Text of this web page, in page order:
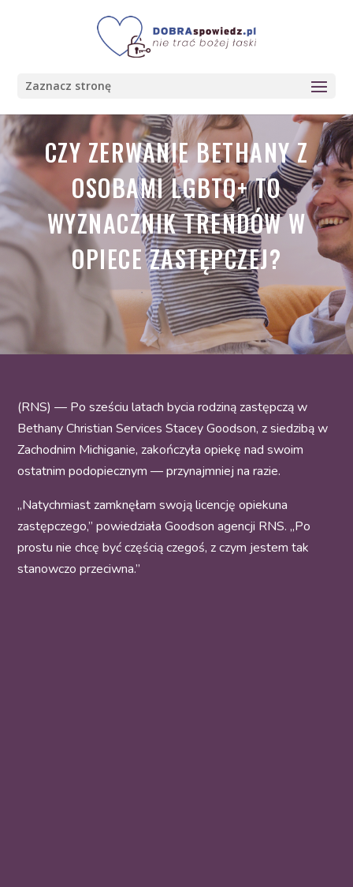
Zaznacz stronę
CZY ZERWANIE BETHANY Z
OSOBAMI LGBTQ+ TO
WYZNACZNIK TRENDÓW W
OPIECE ZASTĘPCZEJ?
(RNS) — Po sześciu latach bycia rodziną zastępczą w
Bethany Christian Services Stacey Goodson, z siedzibą w
Zachodnim Michiganie, zakończyła opiekę nad swoim
ostatnim podopiecznym — przynajmniej na razie.
„Natychmiast zamknęłam swoją licencję opiekuna
zastępczego,” powiedziała Goodson agencji RNS. „Po
prostu nie chcę być częścią czegoś, z czym jestem tak
stanowczo przeciwna.”